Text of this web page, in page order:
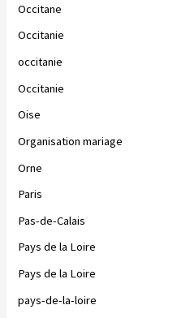
Occitane
Occitanie
occitanie
Occitanie
Oise
Organisation mariage
Orne
Paris
Pas-de-Calais
Pays de la Loire
Pays de la Loire
pays-de-la-loire